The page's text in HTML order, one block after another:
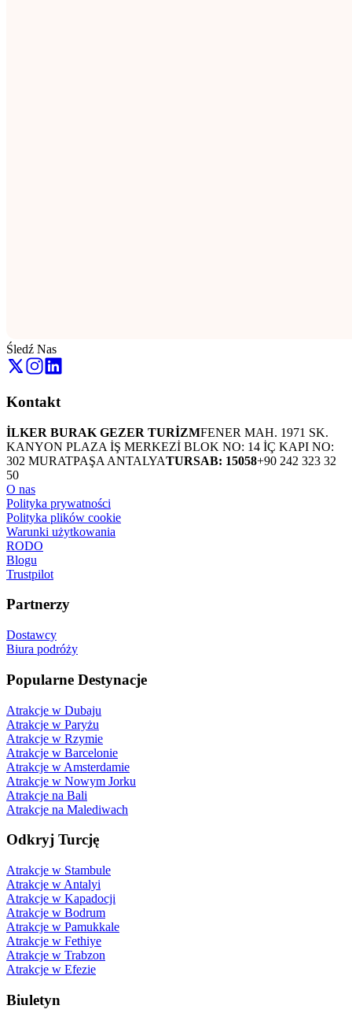
Śledź Nas
Kontakt
İLKER BURAK GEZER TURİZMFENER MAH. 1971 SK.
KANYON PLAZA İŞ MERKEZİ BLOK NO: 14 İÇ KAPI NO:
302 MURATPAŞA ANTALYATURSAB: 15058+90 242 323 32
50
O nas
Polityka prywatności
Polityka plików cookie
Warunki użytkowania
RODO
Blogu
Trustpilot
Partnerzy
Dostawcy
Biura podróży
Popularne Destynacje
Atrakcje w Dubaju
Atrakcje w Paryżu
Atrakcje w Rzymie
Atrakcje w Barcelonie
Atrakcje w Amsterdamie
Atrakcje w Nowym Jorku
Atrakcje na Bali
Atrakcje na Malediwach
Odkryj Turcję
Atrakcje w Stambule
Atrakcje w Antalyi
Atrakcje w Kapadocji
Atrakcje w Bodrum
Atrakcje w Pamukkale
Atrakcje w Fethiye
Atrakcje w Trabzon
Atrakcje w Efezie
Biuletyn